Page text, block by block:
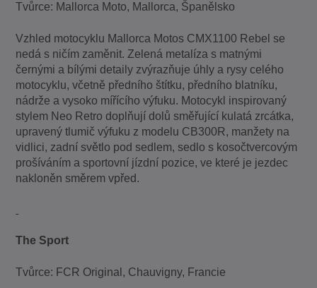
Tvůrce: Mallorca Moto, Mallorca, Španělsko
Vzhled motocyklu Mallorca Motos CMX1100 Rebel se
nedá s ničím zaměnit. Zelená metalíza s matnými
černými a bílými detaily zvýrazňuje úhly a rysy celého
motocyklu, včetně předního štítku, předního blatníku,
nádrže a vysoko mířícího výfuku. Motocykl inspirovaný
stylem Neo Retro doplňují dolů směřující kulatá zrcátka,
upravený tlumič výfuku z modelu CB300R, manžety na
vidlici, zadní světlo pod sedlem, sedlo s kosočtvercovým
prošíváním a sportovní jízdní pozice, ve které je jezdec
nakloněn směrem vpřed.
The Sport
Tvůrce: FCR Original, Chauvigny, Francie